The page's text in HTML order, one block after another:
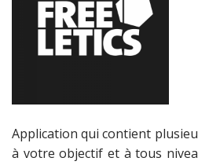
Application qui contient
à votre objectif et à tous